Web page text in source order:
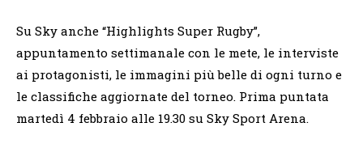
Su Sky anche “Highlights Super Rugby”,
appuntamento settimanale con le mete, le interviste
ai protagonisti, le immagini più belle di ogni turno e
le classifiche aggiornate del torneo. Prima puntata
martedì 4 febbraio alle 19.30 su Sky Sport Arena.